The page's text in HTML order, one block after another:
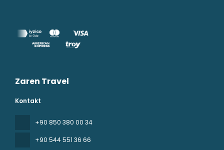
Zaren Travel
Kontakt
+90 850 380 00 34
+90 544 551 36 66